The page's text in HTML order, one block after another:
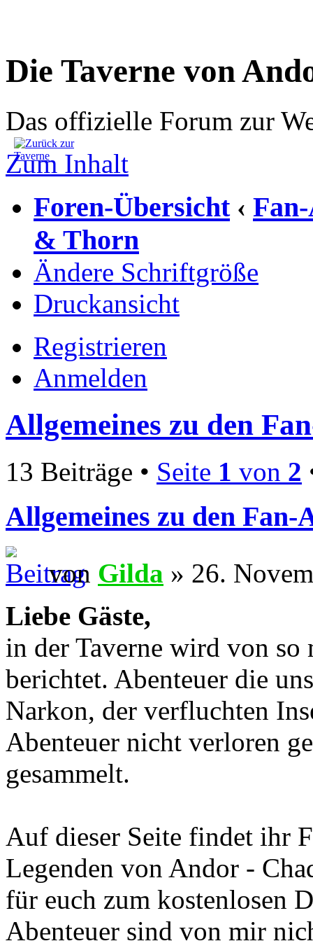
Die Taverne von
Das offizielle Forum zur
Zum Inhalt
Foren-Übersicht ‹
& Thorn
Ändere Schriftgröße
Druckansicht
Registrieren
Anmelden
Allgemeines zu den
13 Beiträge • Seite 1 von 2
Allgemeines zu den Fan-
von Gilda » 26.
Liebe Gäste,
in der Taverne wird von so
berichtet. Abenteuer die
Narkon, der verfluchten
Abenteuer nicht verloren
gesammelt.
Auf dieser Seite findet ihr
Legenden von Andor -
für euch zum kostenlosen
Abenteuer sind von mir